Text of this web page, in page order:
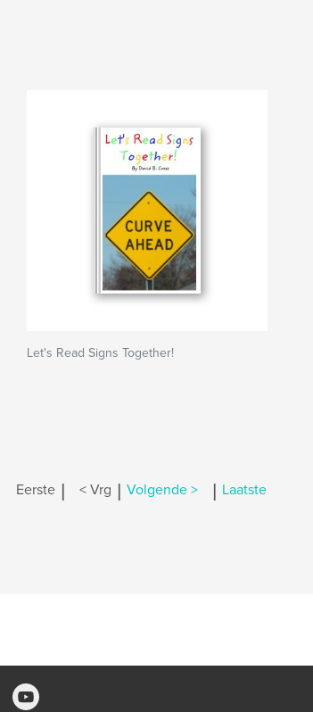
Let's Read Signs Together!
Eerste | < Vrg | Volgende > | Laatste